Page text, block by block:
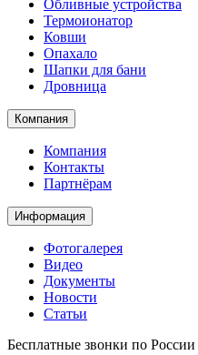
Обливные устройства
Термоионатор
Ковши
Опахало
Шапки для бани
Дровница
Компания
Компания
Контакты
Партнёрам
Информация
Фотогалерея
Видео
Документы
Новости
Статьи
Бесплатные звонки по России